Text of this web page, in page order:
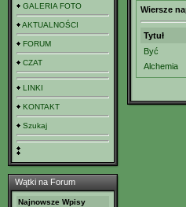
GALERIA FOTO
AKTUALNOŚCI
FORUM
CZAT
LINKI
KONTAKT
Szukaj
Wątki na Forum
Najnowsze Wpisy
Wiersze
Tytuł
Być
Alchemia